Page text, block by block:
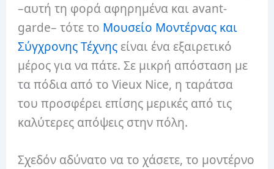
–αυτή τη φορά αφηρημένα και avant-
garde– τότε το Μουσείο Μοντέρνας και
Σύγχρονης Τέχνης είναι ένα εξαιρετικό
μέρος για να πάτε. Σε μικρή απόσταση με
τα πόδια από το Vieux Nice, η ταράτσα
του προσφέρει επίσης μερικές από τις
καλύτερες απόψεις στην πόλη.
Σχεδόν αδύνατο να το χάσετε, το μοντέρνο